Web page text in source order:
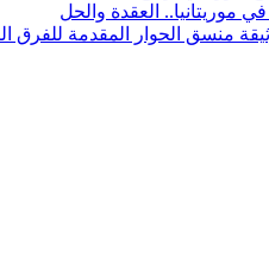
موريتانيا.. العقدة والحل
منسق الحوار المقدمة للفرق